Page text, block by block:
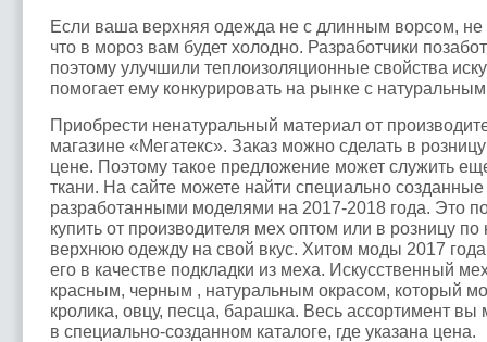
Если ваша верхняя одежда не с длинным ворсом, не
что в мороз вам будет холодно. Разработчики
поэтому улучшили теплоизоляционные свойства
помогает ему конкурировать на рынке с
Приобрести ненатуральный материал от
магазине «Мегатекс». Заказ можно сделать в
цене. Поэтому такое предложение может служить
ткани. На сайте можете найти специально созданные
разработанными моделями на 2017-2018 года. Это
купить от производителя мех оптом или в розницу
верхнюю одежду на свой вкус. Хитом моды 2017
его в качестве подкладки из меха. Искусственный
красным, черным , натуральным окрасом, который
кролика, овцу, песца, барашка. Весь ассортимент вы
в специально-созданном каталоге, где указана цена.